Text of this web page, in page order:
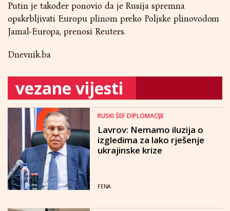
Putin je također ponovio da je Rusija spremna
opskrbljivati ​​Europu plinom preko Poljske plinovodom
Jamal-Europa, prenosi Reuters.
Dnevnik.ba
vezane vijesti
RUSKI ŠEF DIPLOMACIJE
Lavrov: Nemamo iluzija o
izgledima za lako rješenje
ukrajinske krize
FENA